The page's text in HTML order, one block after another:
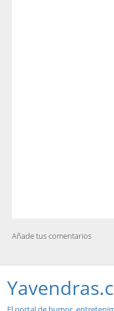
Añade tus comentarios